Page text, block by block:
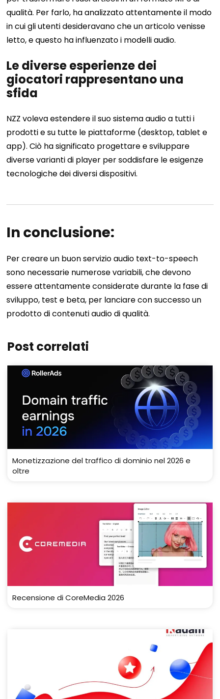
qualità. Per farlo, ha analizzato attentamente il modo
in cui gli utenti desideravano che un articolo venisse
letto, e questo ha influenzato i modelli audio.
Le diverse esperienze dei
giocatori rappresentano una
sfida
NZZ voleva estendere il suo sistema audio a tutti i
prodotti e su tutte le piattaforme (desktop, tablet e
app). Ciò ha significato progettare e sviluppare
diverse varianti di player per soddisfare le esigenze
tecnologiche dei diversi dispositivi.
In conclusione:
Per creare un buon servizio audio text-to-speech
sono necessarie numerose variabili, che devono
essere attentamente considerate durante la fase di
sviluppo, test e beta, per lanciare con successo un
prodotto di contenuti audio di qualità.
Post correlati
Monetizzazione del traffico di dominio nel 2026 e
oltre
Recensione di CoreMedia 2026